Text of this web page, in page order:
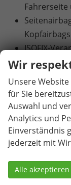
Kopfairbags
ISOFIX-
den
12 Volt-
Wir
Unsere
für Sie
Auswahl und
Analytics und
Einverständnis
jederzeit mit
Alle akzeptieren